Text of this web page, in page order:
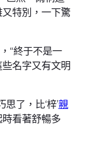
特別，一下驚
“終于不是一
些名字又有文明
了，比‘梓’親
看著舒暢多